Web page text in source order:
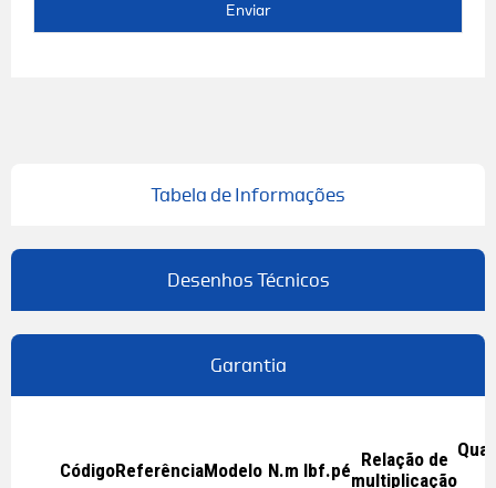
Enviar
Tabela de Informações
Desenhos Técnicos
Garantia
CódigoReferênciaModelo N.m lbf.pé Relação de
multiplicação